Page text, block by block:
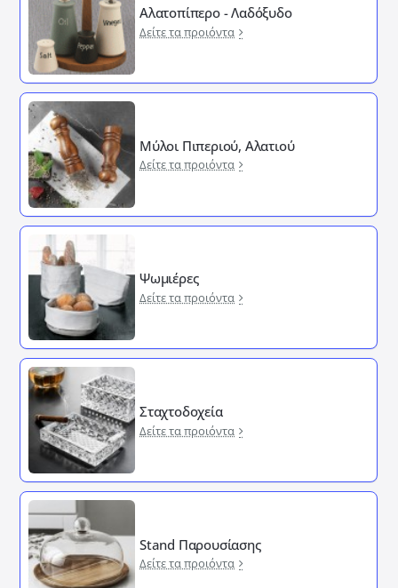
Αλατοπίπερο - Λαδόξυδο
Δείτε τα προιόντα
Μύλοι Πιπεριού, Αλατιού
Δείτε τα προιόντα
Ψωμιέρες
Δείτε τα προιόντα
Σταχτοδοχεία
Δείτε τα προιόντα
Stand Παρουσίασης
Δείτε τα προιόντα